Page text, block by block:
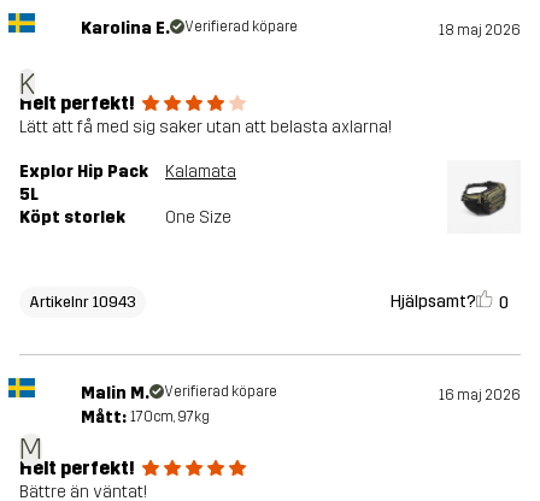
K
Karolina E. Verifierad köpare 18 maj 2026
Helt perfekt!
Lätt att få med sig saker utan att belasta axlarna!
Explor Hip Pack
5L
Kalamata
Köpt storlek One Size
Artikelnr 10943 Hjälpsamt? 0
M
Malin M. Verifierad köpare 16 maj 2026
Mått: 170cm, 97kg
Helt perfekt!
Bättre än väntat!